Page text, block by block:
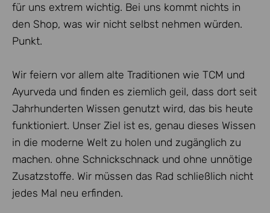
für uns extrem wichtig. Bei uns kommt nichts in
den Shop, was wir nicht selbst nehmen würden.
Punkt.
Wir feiern vor allem alte Traditionen wie TCM und
Ayurveda und finden es ziemlich geil, dass dort seit
Jahrhunderten Wissen genutzt wird, das bis heute
funktioniert. Unser Ziel ist es, genau dieses Wissen
in die moderne Welt zu holen und zugänglich zu
machen. ohne Schnickschnack und ohne unnötige
Zusatzstoffe. Wir müssen das Rad schließlich nicht
jedes Mal neu erfinden.